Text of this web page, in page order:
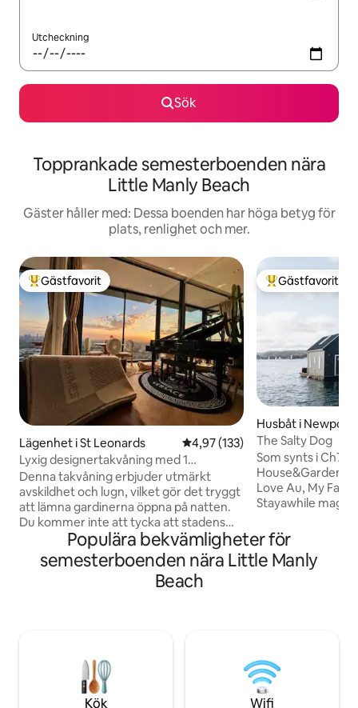
Utcheckning
Sök
Topprankade semesterboenden nära
Little Manly Beach
Gäster håller med: Dessa boenden har höga betyg för
plats, renlighet och mer.
Populär gästfavorit
Gästfavorit
Lägenhet i St Leonards 4,97 av 5 i genomsnittligt
4,97 (133)
Lyxig designertakvåning med 1
sovrum•Utsikt över
stadssilhuetten•Parkering
Denna takvåning erbjuder utmärkt
avskildhet och lugn, vilket gör det tryggt
att lämna gardinerna öppna på natten.
Du kommer inte att tycka att stadens
ljus är för starka för att sova, utan istället
kommer du att njuta av det charmiga
stadslandskapet, som påminner om
scener från ett TV-drama. Streama
Du kommer att känna dig avslappnad
och glömma alla dina bekymmer i denna
fridfulla atmosfär.
Populär
Gästfavorit
Husbåt i Newport
The Salty Dog
Som synts i Ch7
House&Garden,
Love Au, My
Stayawhile
av salt luft, ljudet
solen som glittrar
omger dig... en
är som bäst.
Populära bekvämligheter för
semesterboenden nära Little Manly
Beach
Kök Wifi